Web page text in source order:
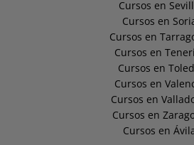
Cursos en
Cursos en
Cursos en
Cursos en
Cursos en
Cursos en
Cursos en
Cursos en
Cursos en